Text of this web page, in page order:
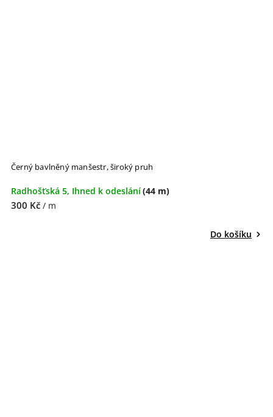
Černý bavlněný manšestr, široký pruh
Radhošťská 5, Ihned k odeslání(44 m)
300 Kč / m
Do košíku